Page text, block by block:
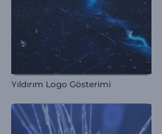
Yıldırım Logo Gösterimi